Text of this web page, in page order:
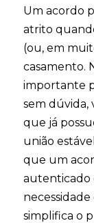
Um acordo
atrito
(ou, em
casamento.
importante
sem dúvida,
que já
união
que um
autenticado
simplifica o